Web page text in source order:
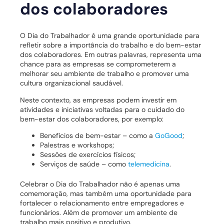
dos colaboradores
O Dia do Trabalhador é uma grande oportunidade para
refletir sobre a importância do trabalho e do bem-estar
dos colaboradores. Em outras palavras, representa uma
chance para as empresas se comprometerem a
melhorar seu ambiente de trabalho e promover uma
cultura organizacional saudável.
Neste contexto, as empresas podem investir em
atividades e iniciativas voltadas para o cuidado do
bem-estar dos colaboradores, por exemplo:
Benefícios de bem-estar – como a GoGood;
Palestras e workshops;
Sessões de exercícios físicos;
Serviços de saúde – como telemedicina.
Celebrar o Dia do Trabalhador não é apenas uma
comemoração, mas também uma oportunidade para
fortalecer o relacionamento entre empregadores e
funcionários. Além de promover um ambiente de
trabalho mais positivo e produtivo.